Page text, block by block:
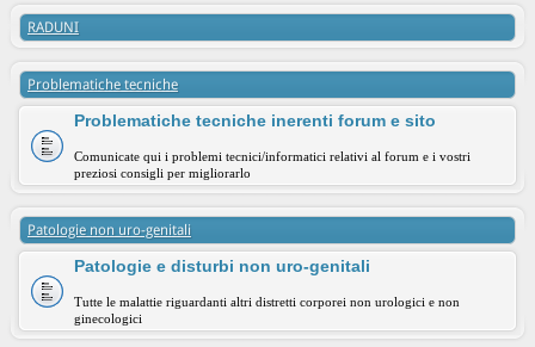
RADUNI
Problematiche tecniche
Problematiche tecniche inerenti forum e sito
Comunicate qui i problemi tecnici/informatici relativi al forum e i vostri
preziosi consigli per migliorarlo
Patologie non uro-genitali
Patologie e disturbi non uro-genitali
Tutte le malattie riguardanti altri distretti corporei non urologici e non
ginecologici